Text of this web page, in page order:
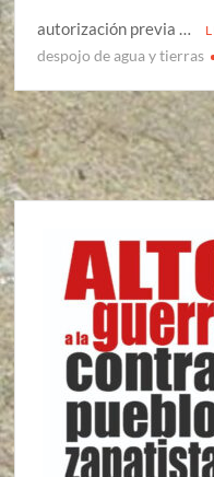
autorización previa …
despojo de agua y tierras